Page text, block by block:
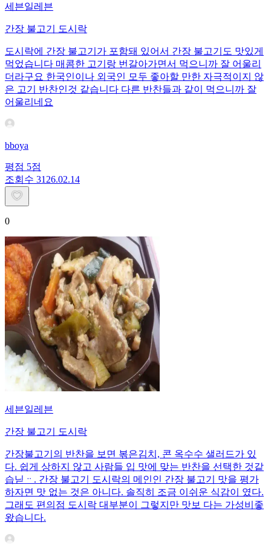
세븐일레븐
간장 불고기 도시락
도시락에 간장 불고기가 포함돼 있어서 간장 불고기도 맛있게
먹었습니다 매콤한 고기랑 번갈아가면서 먹으니까 잘 어울리
더라구요 한국인이나 외국인 모두 좋아할 만한 자극적이지 않
은 고기 반찬인것 같습니다 다른 반찬들과 같이 먹으니까 잘
어울리네요
bboya
평점 5점
조회수 31 26.02.14
0
세븐일레븐
간장 불고기 도시락
간장불고기의 반찬을 보면 볶은김치, 콘 옥수수 샐러드가 있
다. 쉽게 상하지 않고 사람들 입 맛에 맞는 반찬을 선택한 것같
습닏ᆢ. 간장 불고기 도시락의 메인인 간장 불고기 맛을 평가
하자면 맛 없는 것은 아니다. 솔직히 조금 이쉬운 식감이 였다.
그래도 편의점 도시락 대부분이 그렇지만 맛보 다는 가성비좋
왔습니다.